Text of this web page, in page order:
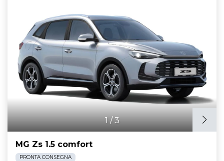
1/3
MG Zs 1.5 comfort
PRONTA CONSEGNA